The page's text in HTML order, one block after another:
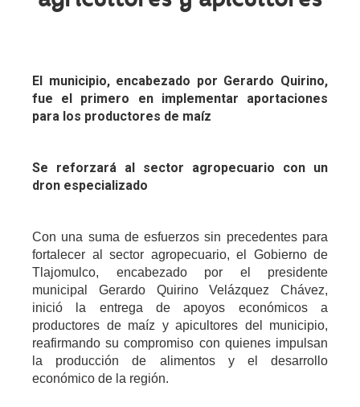
El municipio, encabezado por Gerardo Quirino,
fue el primero en implementar aportaciones
para los productores de maíz
Se reforzará al sector agropecuario con un
dron especializado
Con una suma de esfuerzos sin precedentes para
fortalecer al sector agropecuario, el Gobierno de
Tlajomulco, encabezado por el presidente
municipal Gerardo Quirino Velázquez Chávez,
inició la entrega de apoyos económicos a
productores de maíz y apicultores del municipio,
reafirmando su compromiso con quienes impulsan
la producción de alimentos y el desarrollo
económico de la región.